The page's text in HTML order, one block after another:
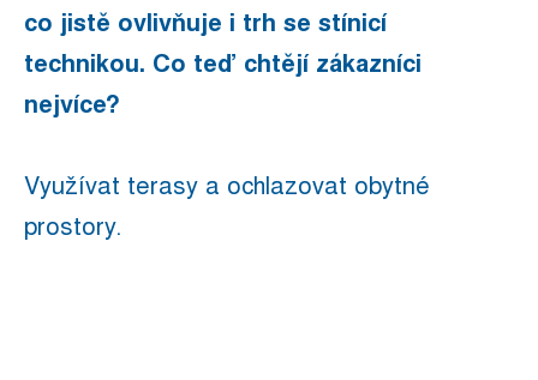
co jistě ovlivňuje i trh se stínicí
technikou. Co teď chtějí zákazníci
nejvíce?
Využívat terasy a ochlazovat obytné
prostory.